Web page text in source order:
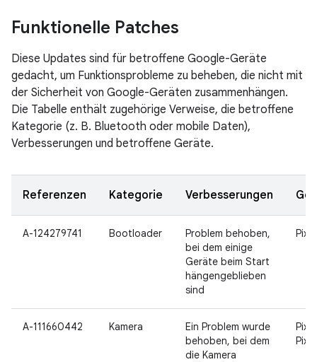
Funktionelle Patches
Diese Updates sind für betroffene Google-Geräte
gedacht, um Funktionsprobleme zu beheben, die nicht mit
der Sicherheit von Google-Geräten zusammenhängen.
Die Tabelle enthält zugehörige Verweise, die betroffene
Kategorie (z. B. Bluetooth oder mobile Daten),
Verbesserungen und betroffene Geräte.
Referenzen Kategorie Verbesserungen
A-124279741 Bootloader
Problem behoben,
bei dem einige
Geräte beim Start
hängengeblieben
sind
A-111660442 Kamera
Ein Problem wurde
behoben, bei dem
die Kamera